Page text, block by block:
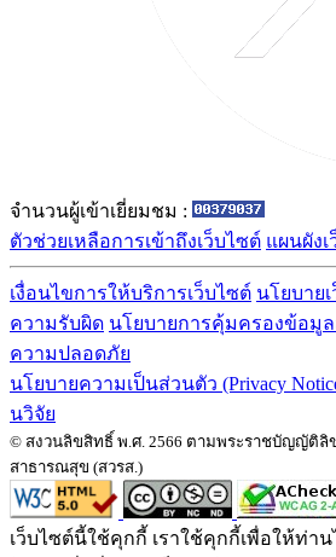
จำนวนผู้เข้าเยี่ยมชม :
ตัวช่วยเหลือการเข้าถึงเว็บไซต์ แผนผัง
เงื่อนไขการให้บริการเว็บไซต์ นโยบาย
ความรับผิด นโยบายการคุ้มครองข้อมู
ความปลอดภัย
นโยบายความเป็นส่วนตัว (Privacy
นวิจัย
© สงวนลิขสิทธิ์ พ.ศ. 2566 ตามพระราชบัญญัติลิ
สาธารณสุข (สวรส.)
เว็บไซต์นี้ใช้คุกกี้ เราใช้คุกกี้เพื่อให้ท่า